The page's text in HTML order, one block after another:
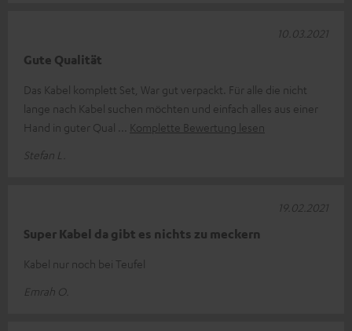
Gute Qualität
Das Kabel komplett Set, War gut verpackt. Für alle die nicht
lange nach Kabel suchen möchten und einfach alles aus einer
Hand in guter Qual
Komplette Bewertung lesen
Stefan L.
10.03.2021
Super Kabel da gibt es nichts zu meckern
Kabel nur noch bei Teufel
Emrah O.
19.02.2021